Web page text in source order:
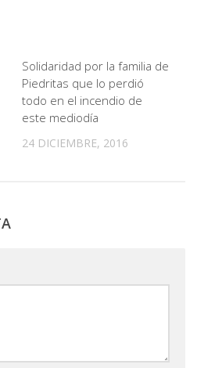
Solidaridad por la familia de
Piedritas que lo perdió
todo en el incendio de
este mediodía
24 DICIEMBRE, 2016